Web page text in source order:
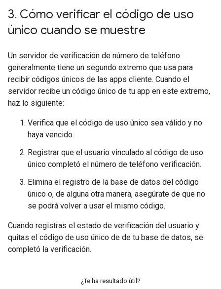
3. Cómo verificar el código de uso
único cuando se muestre
Un servidor de verificación de número de teléfono
generalmente tiene un segundo extremo que usa para
recibir códigos únicos de las apps cliente. Cuando el
servidor recibe un código único de tu app en este extremo,
haz lo siguiente:
Verifica que el código de uso único sea válido y no
haya vencido.
Registrar que el usuario vinculado al código de uso
único completó el número de teléfono verificación.
Elimina el registro de la base de datos del código
único o, de alguna otra manera, asegúrate de que no
se podrá volver a usar el mismo código.
Cuando registras el estado de verificación del usuario y
quitas el código de uso único de de tu base de datos, se
completó la verificación.
¿Te ha resultado útil?